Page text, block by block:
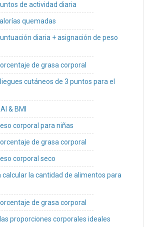
de actividad diaria
quemadas
diaria + asignación de peso
de grasa corporal
cutáneos de 3 puntos para el
& BMI
corporal para niñas
de grasa corporal
corporal seco
calcular la cantidad de alimentos para
de grasa corporal
proporciones corporales ideales